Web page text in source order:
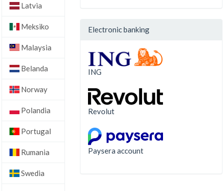
Latvia
Meksiko
Malaysia
Belanda
Norway
Polandia
Portugal
Rumania
Swedia
Electronic banking
ING
Revolut
Paysera account